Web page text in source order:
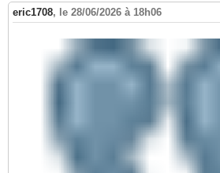
eric1708, le 28/06/2026 à 18h06